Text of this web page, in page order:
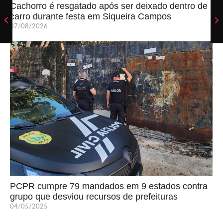
Cachorro é resgatado após ser deixado dentro de
carro durante festa em Siqueira Campos
07/08/2026
PCPR cumpre 79 mandados em 9 estados contra
grupo que desviou recursos de prefeituras
04/05/2025